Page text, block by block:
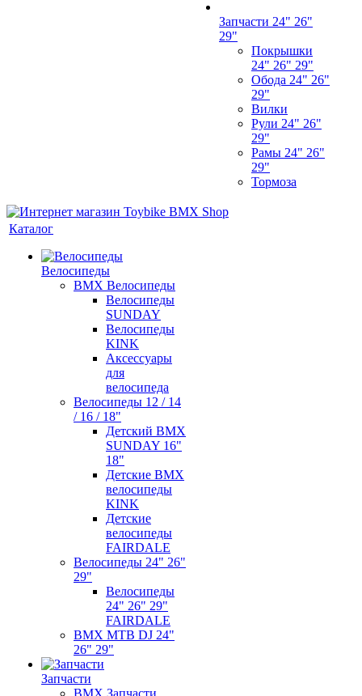
Запчасти 24" 26"
29"
Покрышки
24" 26" 29"
Обода 24" 26"
29"
Вилки
Рули 24" 26"
29"
Рамы 24" 26"
29"
Тормоза
Каталог
Велосипеды
BMX Велосипеды
Велосипеды
SUNDAY
Велосипеды
KINK
Аксессуары
для
велосипеда
Велосипеды 12 / 14
/ 16 / 18"
Детский BMX
SUNDAY 16"
18"
Детские BMX
велосипеды
KINK
Детские
велосипеды
FAIRDALE
Велосипеды 24" 26"
29"
Велосипеды
24" 26" 29"
FAIRDALE
BMX MTB DJ 24"
26" 29"
Запчасти
BMX Запчасти